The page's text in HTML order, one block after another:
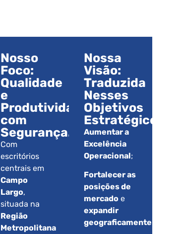
Nosso
Foco:
Qualidade
e
Produtividade
com
Segurança.
Com
escritórios
centrais em
Campo
Largo,
situada na
Região
Metropolitana
Nossa
Visão:
Traduzida
Nesses
Objetivos
Estratégicos.
Aumentar a
Excelência
Operacional;
Fortalecer as
posições de
mercado e
expandir
geograficamente